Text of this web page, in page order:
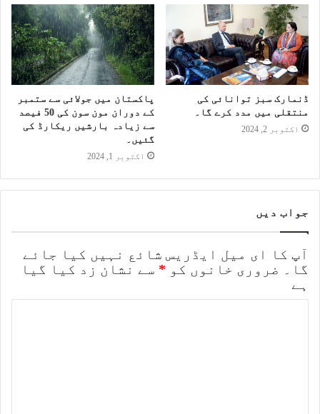
ڈنمارک سبز توانائی کی
منتقلی میں مدد کرے گا۔
اکتوبر 2, 2024
پاکستان میں جولائی سے ستمبر
کے دوران مون سون کی 50 فیصد
سے زیادہ بارشیں ریکارڈ کی
گئیں۔
اکتوبر 1, 2024
جواب دیں
آپ کا ای میل ایڈریس شائع نہیں کیا جائے
گا۔
ضروری خانوں کو * سے نشان زد کیا گیا
ہے